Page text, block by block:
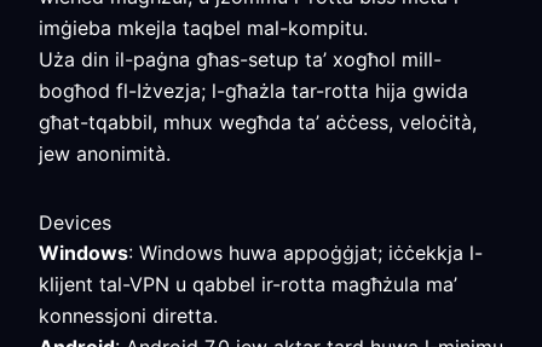
imġieba mkejla taqbel mal-kompitu.
Uża din il-paġna għas-setup ta’ xogħol mill-
bogħod fl-Iżvezja; l-għażla tar-rotta hija gwida
għat-tqabbil, mhux wegħda ta’ aċċess, veloċità,
jew anonimità.
Devices
Windows: Windows huwa appoġġjat; iċċekkja l-
klijent tal-VPN u qabbel ir-rotta magħżula ma’
konnessjoni diretta.